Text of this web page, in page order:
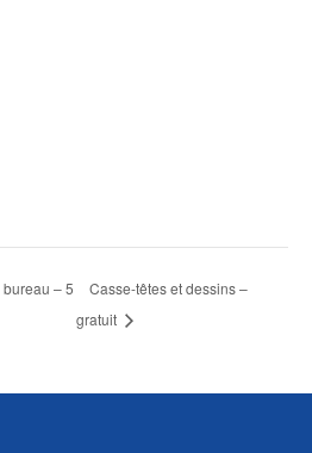
– 5
Casse-têtes et dessins –
gratuit